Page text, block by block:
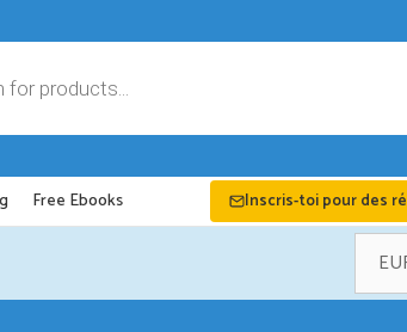
Free Ebooks Inscris-toi pour des